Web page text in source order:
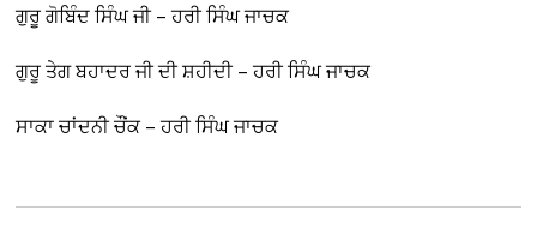
ਗੁਰੂ ਗੋਬਿੰਦ ਸਿੰਘ ਜੀ – ਹਰੀ ਸਿੰਘ ਜਾਚਕ
ਗੁਰੂ ਤੇਗ ਬਹਾਦਰ ਜੀ ਦੀ ਸ਼ਹੀਦੀ – ਹਰੀ ਸਿੰਘ ਜਾਚਕ
ਸਾਕਾ ਚਾਂਦਨੀ ਚੌਂਕ – ਹਰੀ ਸਿੰਘ ਜਾਚਕ